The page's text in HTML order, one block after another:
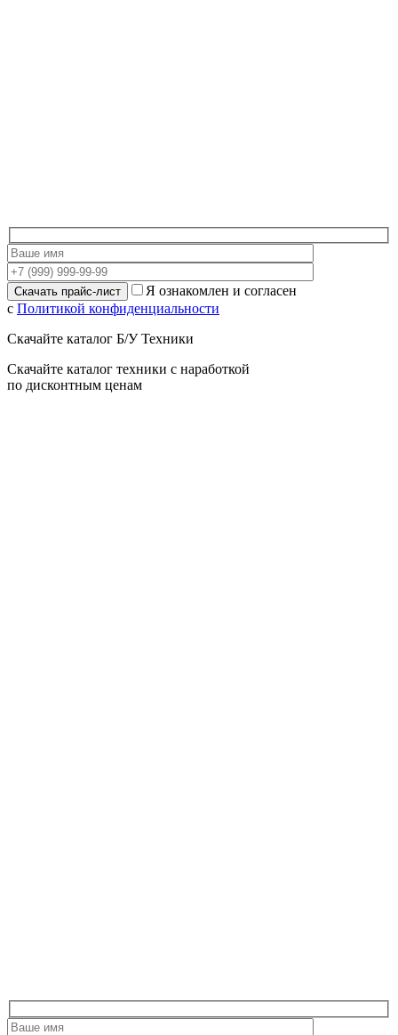
Я ознакомлен и согласен
с Политикой конфиденциальности
Скачайте каталог Б/У Техники
Скачайте каталог техники с наработкой
по дисконтным ценам